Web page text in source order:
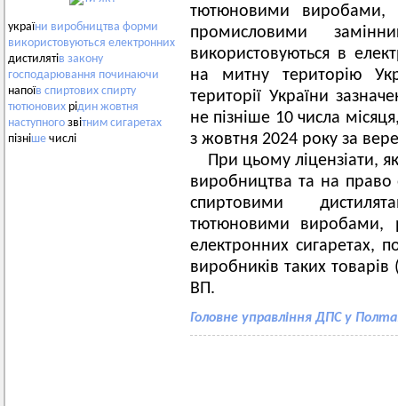
україни виробництва форми
використовуються електронних
дистилятів закону
господарювання починаючи
напоїв спиртових спирту
тютюнових рідин жовтня
наступного звітним сигаретах
пізніше числі
тютюновими виробами,
промисловими
використовуються в
на митну територію
території України
не пізніше 10 числа
з жовтня 2024 року за
При цьому ліцензіати,
виробництва та на право
спиртовими
тютюновими виробами,
електронних сигаретах,
виробників таких
ВП.
Головне управління ДПС у